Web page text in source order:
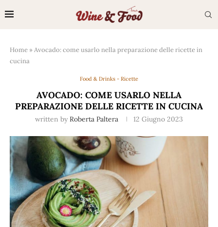
Home »Avocado: come usarlo nella preparazione delle ricette in
cucina
Food & Drinks - Ricette
AVOCADO: COME USARLO NELLA
PREPARAZIONE DELLE RICETTE IN CUCINA
written by Roberta Paltera 12 Giugno 2023